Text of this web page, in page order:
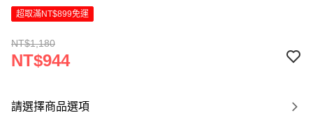
超取滿NT$899免運
NT$1,180
NT$944
請選擇商品選項